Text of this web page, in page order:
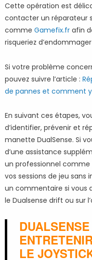
Cette opération est
contacter un réparateur
comme Gamefix.fr afin
risqueriez
Si votre problème
pouvez suivre l’article :
de pannes et comment
En suivant ces étapes,
d’identifier, prévenir et
manette DualSense. Si
d’une assistance
un professionnel comme
vos sessions de jeu sans
un commentaire si vous
le Dualsense drift ou sur
LE